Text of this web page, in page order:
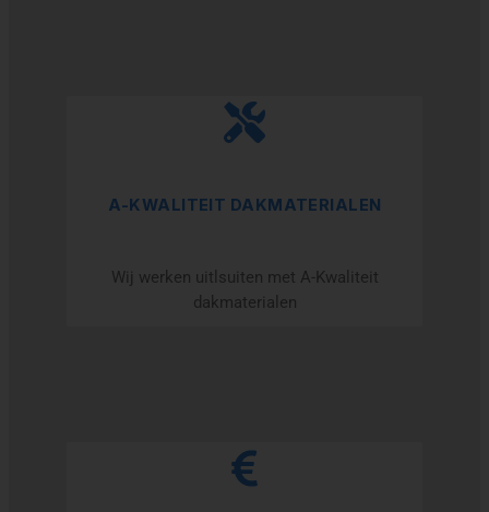
A-KWALITEIT DAKMATERIALEN
Wij werken uitlsuiten met A-Kwaliteit
dakmaterialen